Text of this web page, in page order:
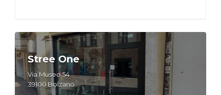
Stree One
Via Museo 54
39100 Bolzano